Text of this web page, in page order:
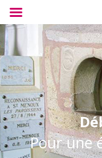
Pour une